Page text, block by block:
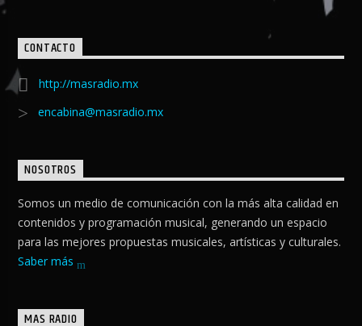
CONTACTO
http://masradio.mx
encabina@masradio.mx
NOSOTROS
Somos un medio de comunicación con la más alta calidad en
contenidos y programación musical, generando un espacio
para las mejores propuestas musicales, artísticas y culturales.
Saber más
MAS RADIO